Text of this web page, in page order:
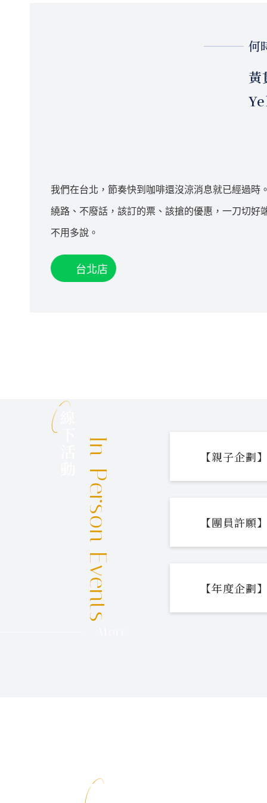
何
黃
我們在台北，節奏快到咖啡還沒涼消息就已經過
繞路、不廢話，該訂的票、該搶的優惠，一刀切
不用多說。
台北店
線下活動 In-Person Events 【親子企劃
【團員許願
【年度企劃